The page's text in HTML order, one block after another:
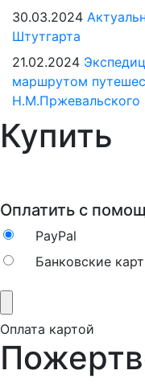
30.03.2024
Штутгарта
21.02.2024
маршрутом
Н.М.Пржевальского
Купить
Оплатить с
PayPal
Банковские
Оплата картой